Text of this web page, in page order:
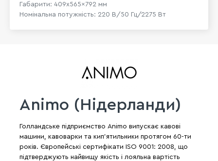
Габарити: 409x565x792 мм
Номінальна потужність: 220 В/50 Гц/2275 Вт
Animo (Нідерланди)
Голландське підприємство Animo випускає кавові
машини, кавоварки та кип'ятильники протягом 60-ти
років. Європейські сертифікати ISO 9001: 2008, що
підтверджують найвищу якість і лояльна вартість